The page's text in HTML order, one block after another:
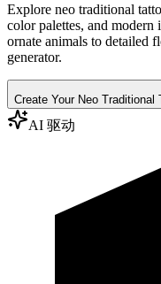
Explore neo traditional
color palettes, and
ornate animals to detailed
generator.
Create Your Neo Traditional
AI 驱动